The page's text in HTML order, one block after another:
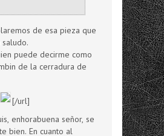
de esa pieza que
puede decirme como
de la cerradura de
[/url]
enhorabuena señor, se
bien. En cuanto al